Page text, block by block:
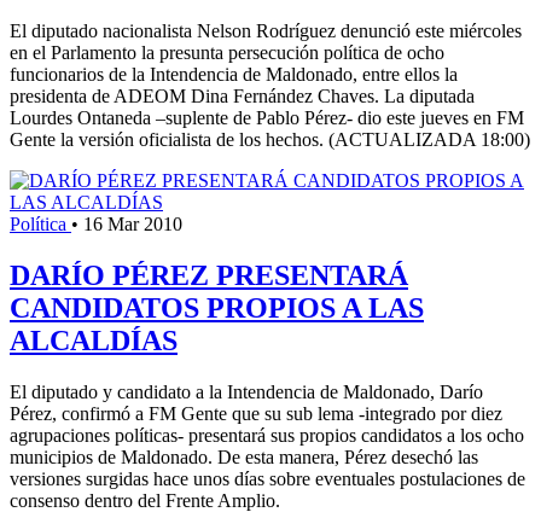
El diputado nacionalista Nelson Rodríguez denunció este miércoles
en el Parlamento la presunta persecución política de ocho
funcionarios de la Intendencia de Maldonado, entre ellos la
presidenta de ADEOM Dina Fernández Chaves. La diputada
Lourdes Ontaneda –suplente de Pablo Pérez- dio este jueves en FM
Gente la versión oficialista de los hechos. (ACTUALIZADA 18:00)
Política • 16 Mar 2010
DARÍO PÉREZ PRESENTARÁ
CANDIDATOS PROPIOS A LAS
ALCALDÍAS
El diputado y candidato a la Intendencia de Maldonado, Darío
Pérez, confirmó a FM Gente que su sub lema -integrado por diez
agrupaciones políticas- presentará sus propios candidatos a los ocho
municipios de Maldonado. De esta manera, Pérez desechó las
versiones surgidas hace unos días sobre eventuales postulaciones de
consenso dentro del Frente Amplio.